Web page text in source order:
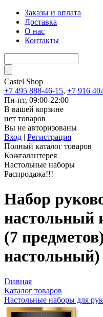
Заказы и оплата
Доставка
О нас
Контакты
Castel Shop
+7 495 888-46-15, +7 916
Пн-пт, 09:00-22:00
В вашей корзине
нет товаров
Вы не авторизованы
Вход | Регистрация
Полный каталог товаров
Кожгалантерея
Настольные наборы
Распродажа!!!
Набор
настольный
(7
настольный)
Главная
Каталог товаров
Настольные наборы для